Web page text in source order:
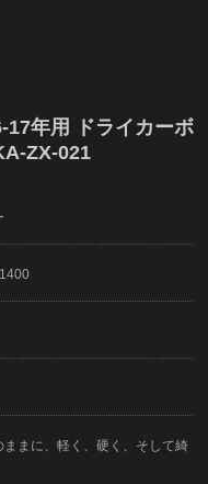
17年用 ドライカーボ
ZX-021
まに、軽く、硬く、そして綺